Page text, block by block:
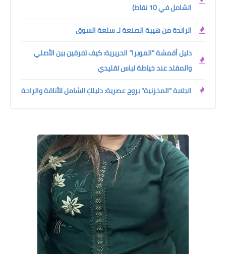
الشامل في 10 نقاط)
الراندة من هيبة الصنعة لـ سلعة السوق
دليل أقمشة "الموبرا" الحريرية: كيف تفرقين بين الأصلي
والمقلد عند خياطة لباس تقليدي
الجلابة "المخزنية" بروح عصرية: دليلكِ الشامل للأناقة والراحة